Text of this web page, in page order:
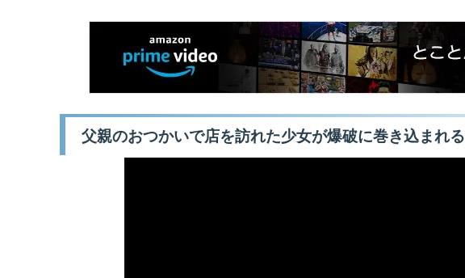
父親のおつかいで店を訪れた少女が爆破に巻き込まれる